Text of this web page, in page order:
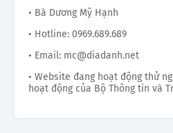
• Bà Dương Mỹ Hạnh
• Hotline: 0969.689.689
• Email: mc@diadanh.net
• Website đang hoạt động thử
hoạt động của Bộ Thông tin và